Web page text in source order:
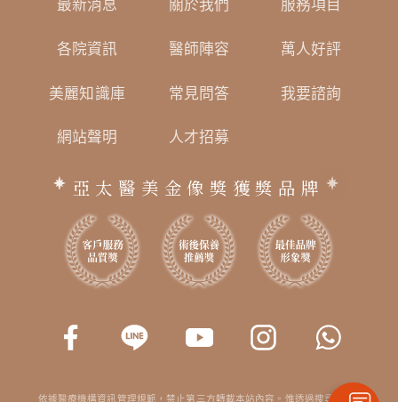
最新消息 關於我們 服務項目
各院資訊 醫師陣容 萬人好評
美麗知識庫 常見問答 我要諮詢
網站聲明 人才招募
亞太醫美金像獎獲獎品牌
依據醫療機構資訊管理規範，禁止第三方轉載本站內容。惟透過搜尋